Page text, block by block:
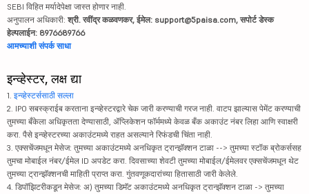
SEBI विहित मर्यादेपेक्षा जास्त होणार नाही.
अनुपालन अधिकारी: श्री. रवींद्र कळवणकर, ईमेल: support@5paisa.com, सपोर्ट डेस्क
हेल्पलाईन: 8976689766
आमच्याशी संपर्क साधा
इन्व्हेस्टर, लक्ष द्या
1. इन्व्हेस्टर्ससाठी सल्ला
2. IPO सबस्क्राईब करताना इन्व्हेस्टरद्वारे चेक जारी करण्याची गरज नाही. वाटप झाल्यास पेमेंट करण्याची
तुमच्या बँकेला अधिकृतता देण्यासाठी, ॲप्लिकेशन फॉर्ममध्ये केवळ बँक अकाउंट नंबर लिहा आणि स्वाक्षरी
करा. पैसे इन्व्हेस्टरच्या अकाउंटमध्ये राहत असल्याने रिफंडची चिंता नाही.
3. एक्सचेंजमधून मेसेज: तुमच्या अकाउंटमध्ये अनधिकृत ट्रान्झॅक्शन टाळा --> तुमच्या स्टॉक ब्रोकर्ससह
तुमचा मोबाईल नंबर/ईमेल ID अपडेट करा. दिवसाच्या शेवटी तुमच्या मोबाईल/ईमेलवर एक्सचेंजमधून थेट
तुमच्या ट्रान्झॅक्शनची माहिती प्राप्त करा. गुंतवणूकदारांच्या हितासाठी जारी केलेले.
4. डिपॉझिटरीकडून मेसेज: अ) तुमच्या डिमॅट अकाउंटमध्ये अनधिकृत ट्रान्झॅक्शन टाळा -> तुमच्या